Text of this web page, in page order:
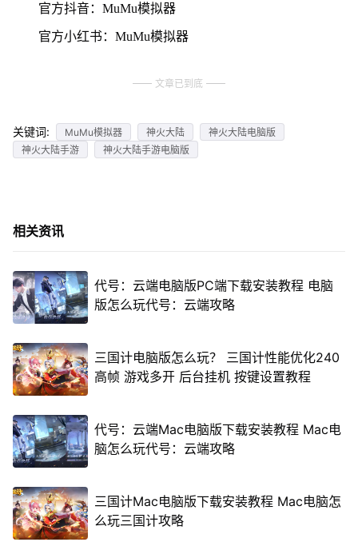
官方抖音：MuMu模拟器
官方小红书：MuMu模拟器
文章已到底
关键词: MuMu模拟器 神火大陆
神火大陆电脑版
神火大陆手游
神火大陆手游电脑版
相关资讯
代号：云端电脑版PC端下载安装教程 电脑
版怎么玩代号：云端攻略
三国计电脑版怎么玩？ 三国计性能优化240
高帧 游戏多开 后台挂机 按键设置教程
代号：云端Mac电脑版下载安装教程 Mac电
脑怎么玩代号：云端攻略
三国计Mac电脑版下载安装教程 Mac电脑怎
么玩三国计攻略